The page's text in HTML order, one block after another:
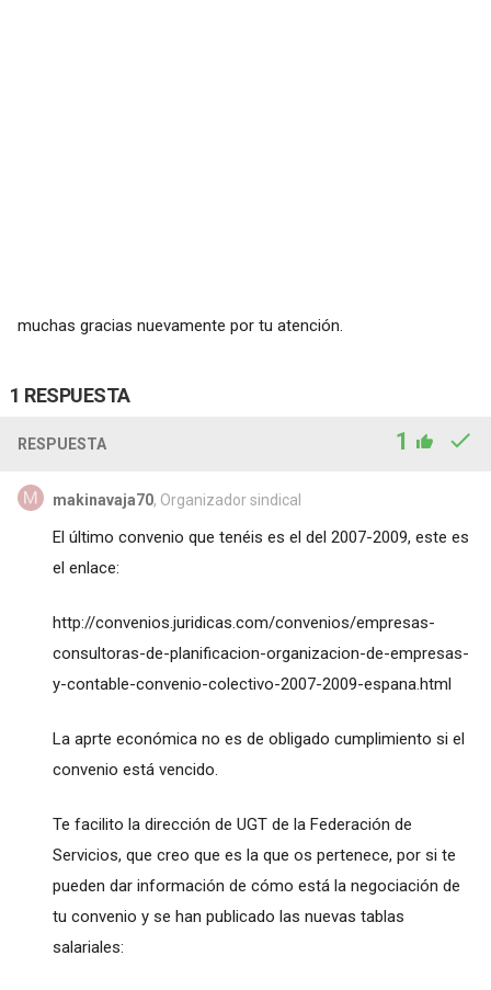
muchas gracias nuevamente por tu atención.
1 RESPUESTA
RESPUESTA 1
makinavaja70, Organizador sindical
El último convenio que tenéis es el del 2007-2009, este es
el enlace:
http://convenios.juridicas.com/convenios/empresas-
consultoras-de-planificacion-organizacion-de-empresas-
y-contable-convenio-colectivo-2007-2009-espana.html
La aprte económica no es de obligado cumplimiento si el
convenio está vencido.
Te facilito la dirección de UGT de la Federación de
Servicios, que creo que es la que os pertenece, por si te
pueden dar información de cómo está la negociación de
tu convenio y se han publicado las nuevas tablas
salariales: